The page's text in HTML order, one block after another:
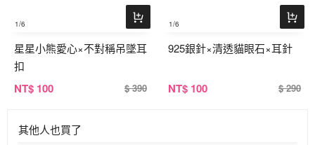
1/6
星星小熊愛心×不對稱吊墜耳
扣
NT$ 100 $ 390
1/6
925銀針×清透貓眼石×耳針
NT$ 100 $ 290
其他人也買了